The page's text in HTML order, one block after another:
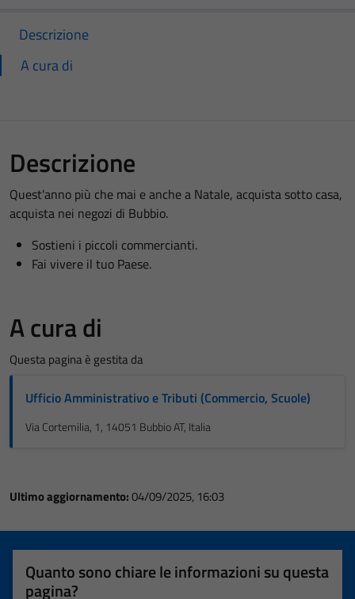
Descrizione
A cura di
Descrizione
Quest'anno più che mai e anche a Natale, acquista sotto casa,
acquista nei negozi di Bubbio.
Sostieni i piccoli commercianti.
Fai vivere il tuo Paese.
A cura di
Questa pagina è gestita da
Ufficio Amministrativo e Tributi (Commercio, Scuole)
Via Cortemilia, 1, 14051 Bubbio AT, Italia
Ultimo aggiornamento:04/09/2025, 16:03
Quanto sono chiare le informazioni su questa
pagina?